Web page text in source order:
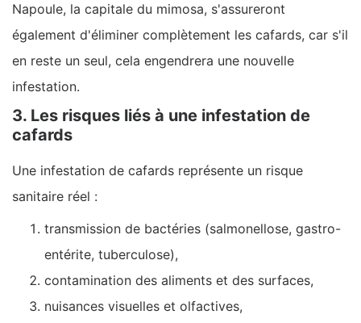
Napoule, la capitale du mimosa, s'assureront
également d'éliminer complètement les cafards, car s'il
en reste un seul, cela engendrera une nouvelle
infestation.
3. Les risques liés à une infestation de
cafards
Une infestation de cafards représente un risque
sanitaire réel :
transmission de bactéries (salmonellose, gastro-
entérite, tuberculose),
contamination des aliments et des surfaces,
nuisances visuelles et olfactives,